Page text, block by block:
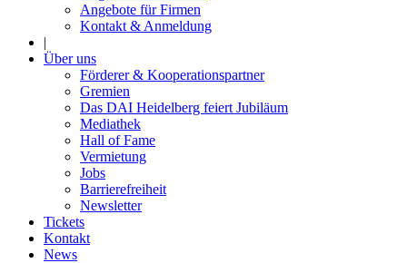
Angebote für Firmen
Kontakt & Anmeldung
|
Über uns
Förderer & Kooperationspartner
Gremien
Das DAI Heidelberg feiert Jubiläum
Mediathek
Hall of Fame
Vermietung
Jobs
Barrierefreiheit
Newsletter
Tickets
Kontakt
News